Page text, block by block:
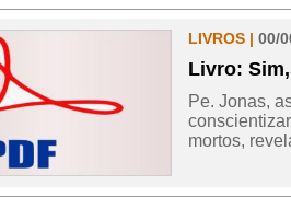
LIVROS | 00/
Livro:
Pe. Jonas,
mortos,